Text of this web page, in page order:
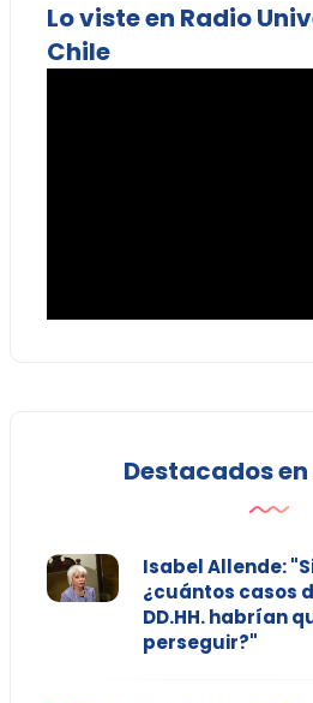
Lo viste en Radio
Chile
Destacados
Isabel Allende:
¿cuántos casos
DD.HH. habrían
perseguir?"